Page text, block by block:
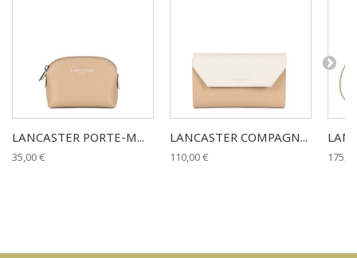
LANCASTER PORTE-M...
35,00 €
LANCASTER COMPAGN...
110,00 €